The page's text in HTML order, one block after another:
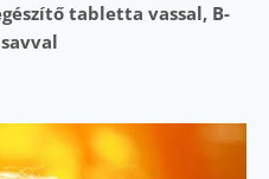
tabletta vassal, B-